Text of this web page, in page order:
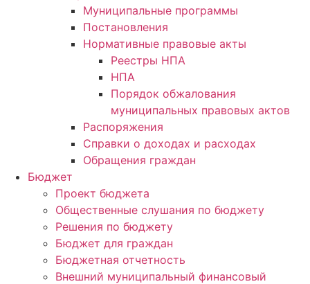
Муниципальные программы
Постановления
Нормативные правовые акты
Реестры НПА
НПА
Порядок обжалования
муниципальных правовых актов
Распоряжения
Справки о доходах и расходах
Обращения граждан
Бюджет
Проект бюджета
Общественные слушания по бюджету
Решения по бюджету
Бюджет для граждан
Бюджетная отчетность
Внешний муниципальный финансовый